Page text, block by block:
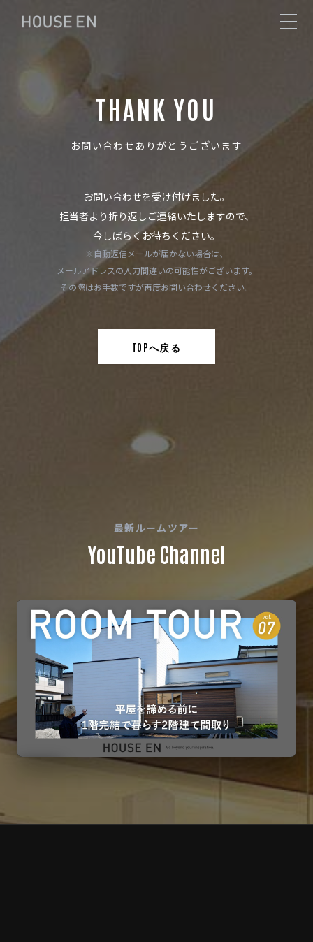
THANK YOU
お問い合わせありがとうございます
お問い合わせを受け付けました。
担当者より折り返しご連絡いたしますので、
今しばらくお待ちください。
※自動返信メールが届かない場合は、
メールアドレスの入力間違いの可能性がございます。
その際はお手数ですが再度お問い合わせください。
TOPへ戻る
最新ルームツアー
YouTube Channel